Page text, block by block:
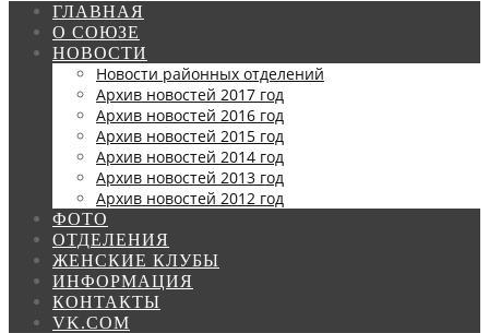
ГЛАВНАЯ
О СОЮЗЕ
НОВОСТИ
Новости районных отделений
Архив новостей 2017 год
Архив новостей 2016 год
Архив новостей 2015 год
Архив новостей 2014 год
Архив новостей 2013 год
Архив новостей 2012 год
ФОТО
ОТДЕЛЕНИЯ
ЖЕНСКИЕ КЛУБЫ
ИНФОРМАЦИЯ
КОНТАКТЫ
VK.COM